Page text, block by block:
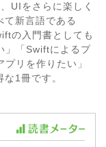
UIをさらに楽しく
新言語である
の入門書としても
」「Swiftによるプ
リを作りたい」
1冊です。